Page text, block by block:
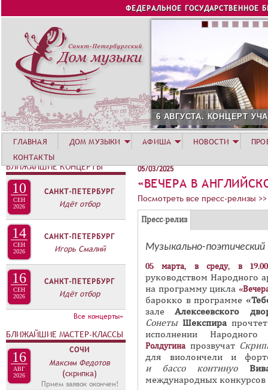
Jump to navigation
ФЕДЕРАЛЬНОЕ ГОСУДАРСТВЕННОЕ
6 АВГУСТА. КОНЦЕРТ
05/03/2025
«ВЕЧЕРА В
Посмотреть все пресс-релизы >>
Г
П
П
Л
Д
Пресс-релиз(
а
к
и
в
н
а
я
в
к
л
Музыкально-
05 марта, в среду, в 19.00
руководством Народного
на программу цикла
барокко в программе
зале Алексеевского
Сонеты Шекспира
исполнении
Ролдугина прозвучат
для виолончели и
и
бассо континуо
международных конкурсов
ГЛАВНАЯ ДОМ МУЗЫКИ АФИША НОВОСТИ
КОНТАКТЫ
БЛИЖАЙШИЕ КОНЦЕРТЫ
10
СЕН
2026
САНКТ-ПЕТЕРБУРГ
Идёт отбор
14
СЕН
2026
САНКТ-ПЕТЕРБУРГ
Игорь Смалий
16
СЕН
2026
САНКТ-ПЕТЕРБУРГ
Идёт отбор
Все концерты»
БЛИЖАЙШИЕ МАСТЕР-КЛАССЫ
16
АВГ
2026
СОЧИ
Максим Федотов
(скрипка)
Прием заявок окончен!